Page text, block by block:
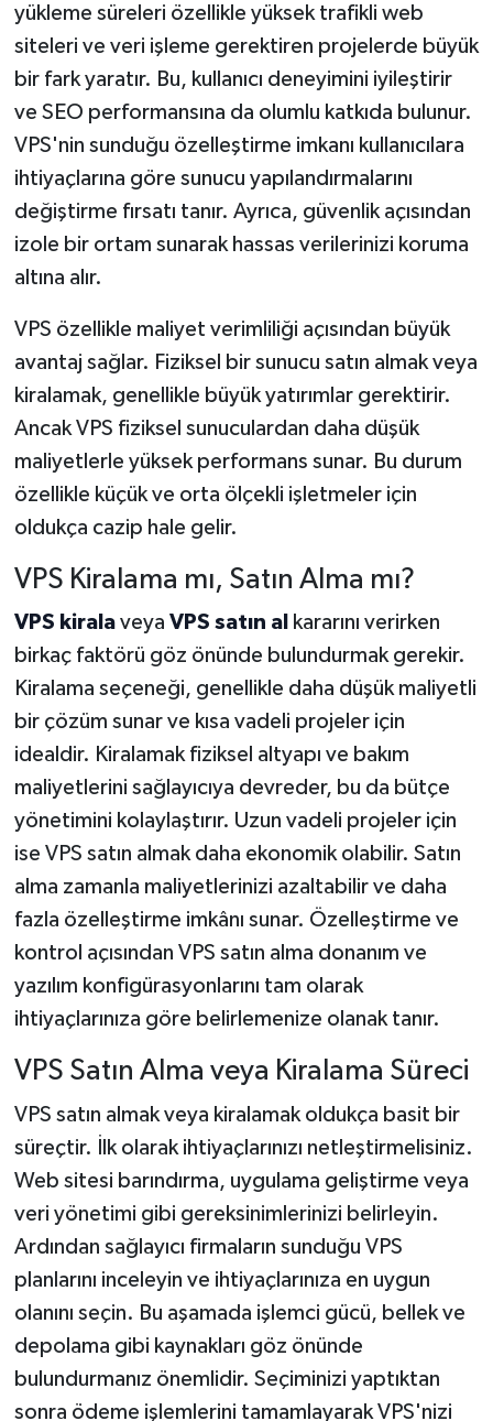
yükleme süreleri özellikle yüksek trafikli web
siteleri ve veri işleme gerektiren projelerde büyük
bir fark yaratır. Bu, kullanıcı deneyimini iyileştirir
ve SEO performansına da olumlu katkıda bulunur.
VPS'nin sunduğu özelleştirme imkanı kullanıcılara
ihtiyaçlarına göre sunucu yapılandırmalarını
değiştirme fırsatı tanır. Ayrıca, güvenlik açısından
izole bir ortam sunarak hassas verilerinizi koruma
altına alır.
VPS özellikle maliyet verimliliği açısından büyük
avantaj sağlar. Fiziksel bir sunucu satın almak veya
kiralamak, genellikle büyük yatırımlar gerektirir.
Ancak VPS fiziksel sunuculardan daha düşük
maliyetlerle yüksek performans sunar. Bu durum
özellikle küçük ve orta ölçekli işletmeler için
oldukça cazip hale gelir.
VPS Kiralama mı, Satın Alma mı?
VPS kiralaveya VPS satın al kararını verirken
birkaç faktörü göz önünde bulundurmak gerekir.
Kiralama seçeneği, genellikle daha düşük maliyetli
bir çözüm sunar ve kısa vadeli projeler için
idealdir. Kiralamak fiziksel altyapı ve bakım
maliyetlerini sağlayıcıya devreder, bu da bütçe
yönetimini kolaylaştırır. Uzun vadeli projeler için
ise VPS satın almak daha ekonomik olabilir. Satın
alma zamanla maliyetlerinizi azaltabilir ve daha
fazla özelleştirme imkânı sunar. Özelleştirme ve
kontrol açısından VPS satın alma donanım ve
yazılım konfigürasyonlarını tam olarak
ihtiyaçlarınıza göre belirlemenize olanak tanır.
VPS Satın Alma veya Kiralama Süreci
VPS satın almak veya kiralamak oldukça basit bir
süreçtir. İlk olarak ihtiyaçlarınızı netleştirmelisiniz.
Web sitesi barındırma, uygulama geliştirme veya
veri yönetimi gibi gereksinimlerinizi belirleyin.
Ardından sağlayıcı firmaların sunduğu VPS
planlarını inceleyin ve ihtiyaçlarınıza en uygun
olanını seçin. Bu aşamada işlemci gücü, bellek ve
depolama gibi kaynakları göz önünde
bulundurmanız önemlidir. Seçiminizi yaptıktan
sonra ödeme işlemlerini tamamlayarak VPS'nizi